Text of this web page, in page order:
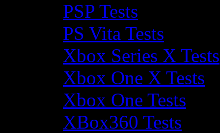
PSP Tests
PS Vita Tests
Xbox Series X Tests
Xbox One X Tests
Xbox One Tests
XBox360 Tests